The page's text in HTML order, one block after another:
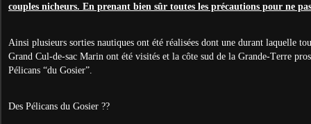
couples nicheurs. En prenant bien sûr toutes les précautions pour ne
Ainsi plusieurs sorties nautiques ont été réalisées dont une durant laquelle
Grand Cul-de-sac Marin ont été visités et la côte sud de la Grande-Terre
Pélicans “du Gosier”.
Des Pélicans du Gosier ??